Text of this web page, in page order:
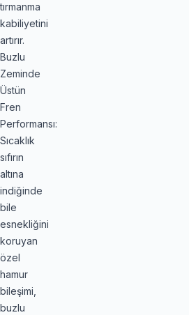
tırmanma
kabiliyetini
artırır.
Buzlu
Zeminde
Üstün
Fren
Performansı:
Sıcaklık
sıfırın
altına
indiğinde
bile
esnekliğini
koruyan
özel
hamur
bileşimi,
buzlu